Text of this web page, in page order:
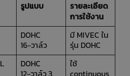
รูปแบบ
รายละเอียด
การใช้งาน
DOHC
16‑วาล์ว
มี MIVEC ใน
รุ่น DOHC
DOHC
12‑วาล์ว 3
ใช้
continuous